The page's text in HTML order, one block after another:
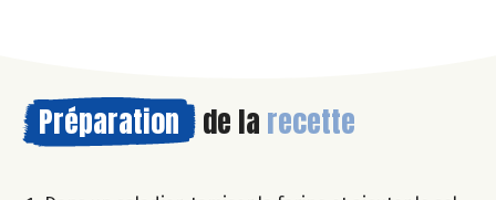
Préparation de la recette